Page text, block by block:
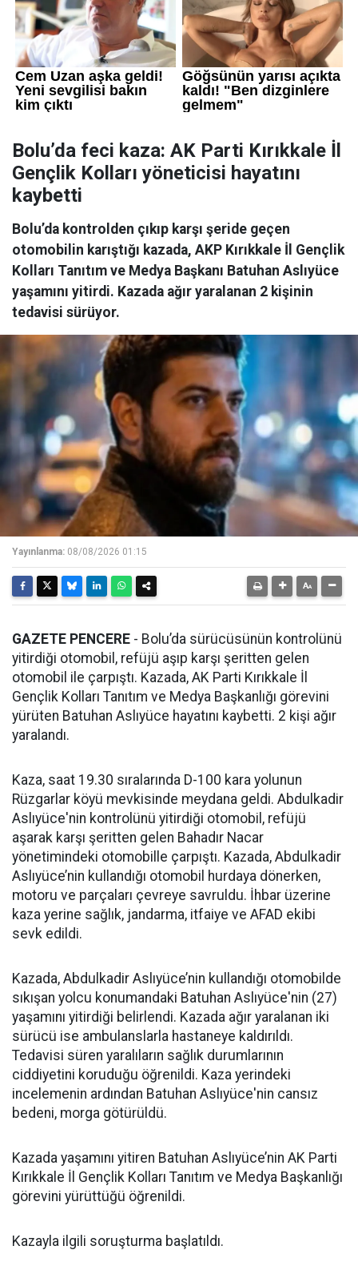
Bolu’da feci kaza: AK Parti Kırıkkale İl
Gençlik Kolları yöneticisi hayatını
kaybetti
Bolu’da kontrolden çıkıp karşı şeride geçen
otomobilin karıştığı kazada, AKP Kırıkkale İl Gençlik
Kolları Tanıtım ve Medya Başkanı Batuhan Aslıyüce
yaşamını yitirdi. Kazada ağır yaralanan 2 kişinin
tedavisi sürüyor.
Yayınlanma: 08/08/2026 01:15
GAZETE PENCERE - Bolu’da sürücüsünün kontrolünü
yitirdiği otomobil, refüjü aşıp karşı şeritten gelen
otomobil ile çarpıştı. Kazada, AK Parti Kırıkkale İl
Gençlik Kolları Tanıtım ve Medya Başkanlığı görevini
yürüten Batuhan Aslıyüce hayatını kaybetti. 2 kişi ağır
yaralandı.
Kaza, saat 19.30 sıralarında D-100 kara yolunun
Rüzgarlar köyü mevkisinde meydana geldi. Abdulkadir
Aslıyüce'nin kontrolünü yitirdiği otomobil, refüjü
aşarak karşı şeritten gelen Bahadır Nacar
yönetimindeki otomobille çarpıştı. Kazada, Abdulkadir
Aslıyüce’nin kullandığı otomobil hurdaya dönerken,
motoru ve parçaları çevreye savruldu. İhbar üzerine
kaza yerine sağlık, jandarma, itfaiye ve AFAD ekibi
sevk edildi.
Kazada, Abdulkadir Aslıyüce’nin kullandığı otomobilde
sıkışan yolcu konumandaki Batuhan Aslıyüce'nin (27)
yaşamını yitirdiği belirlendi. Kazada ağır yaralanan iki
sürücü ise ambulanslarla hastaneye kaldırıldı.
Tedavisi süren yaralıların sağlık durumlarının
ciddiyetini koruduğu öğrenildi. Kaza yerindeki
incelemenin ardından Batuhan Aslıyüce'nin cansız
bedeni, morga götürüldü.
Kazada yaşamını yitiren Batuhan Aslıyüce’nin AK Parti
Kırıkkale İl Gençlik Kolları Tanıtım ve Medya Başkanlığı
görevini yürüttüğü öğrenildi.
Kazayla ilgili soruşturma başlatıldı.